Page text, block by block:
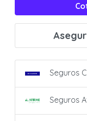
Seguros
Seguros